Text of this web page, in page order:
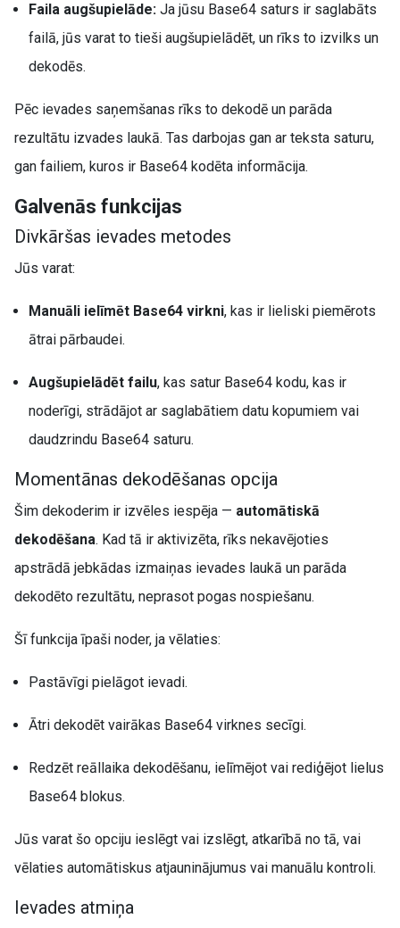
Faila augšupielāde: Ja jūsu Base64 saturs ir saglabāts
failā, jūs varat to tieši augšupielādēt, un rīks to izvilks un
dekodēs.
Pēc ievades saņemšanas rīks to dekodē un parāda
rezultātu izvades laukā. Tas darbojas gan ar teksta saturu,
gan failiem, kuros ir Base64 kodēta informācija.
Galvenās funkcijas
Divkāršas ievades metodes
Jūs varat:
Manuāli ielīmēt Base64 virkni, kas ir lieliski piemērots
ātrai pārbaudei.
Augšupielādēt failu, kas satur Base64 kodu, kas ir
noderīgi, strādājot ar saglabātiem datu kopumiem vai
daudzrindu Base64 saturu.
Momentānas dekodēšanas opcija
Šim dekoderim ir izvēles iespēja — automātiskā
dekodēšana. Kad tā ir aktivizēta, rīks nekavējoties
apstrādā jebkādas izmaiņas ievades laukā un parāda
dekodēto rezultātu, neprasot pogas nospiešanu.
Šī funkcija īpaši noder, ja vēlaties:
Pastāvīgi pielāgot ievadi.
Ātri dekodēt vairākas Base64 virknes secīgi.
Redzēt reāllaika dekodēšanu, ielīmējot vai rediģējot lielus
Base64 blokus.
Jūs varat šo opciju ieslēgt vai izslēgt, atkarībā no tā, vai
vēlaties automātiskus atjauninājumus vai manuālu kontroli.
Ievades atmiņa